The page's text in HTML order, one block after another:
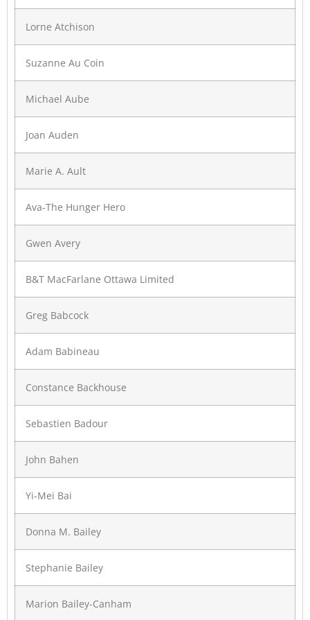
Lorne Atchison
Suzanne Au Coin
Michael Aube
Joan Auden
Marie A. Ault
Ava-The Hunger Hero
Gwen Avery
B&T MacFarlane Ottawa Limited
Greg Babcock
Adam Babineau
Constance Backhouse
Sebastien Badour
John Bahen
Yi-Mei Bai
Donna M. Bailey
Stephanie Bailey
Marion Bailey-Canham